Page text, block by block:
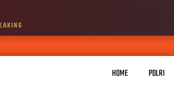
HOME POLRI